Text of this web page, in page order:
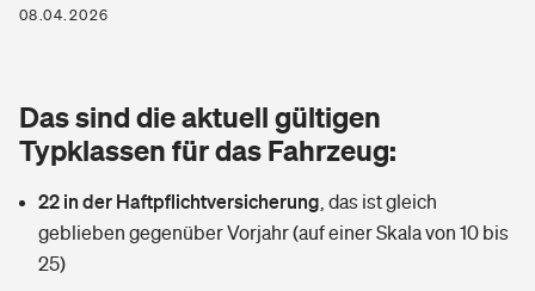
Zur Übersicht
Tools
Wer versichert was: Jetzt Versicherer finden
Glasversicherung
Mietkautionsversicherung
Kinderunfall­ver­si­che­rung
Kinderinvalidität
Private Krankenversicherung
Dread-Disease-Versicherung
Tierkrankenversicherung
Zur Übersicht
08.04.2026
Das sind die aktuell gültigen
Typklassen für das Fahrzeug:
22 in der Haftpflichtversicherung das ist gleich
geblieben gegenüber Vorjahr (auf einer Skala von 10 bis
25)